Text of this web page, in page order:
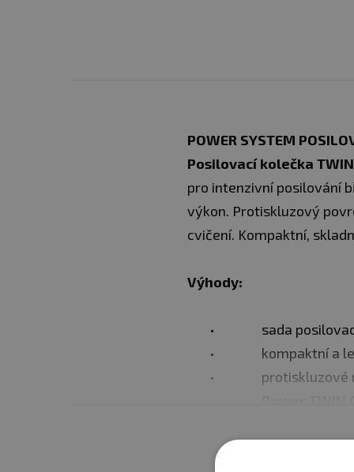
POWER SYSTEM
Posilovací kolečka
pro intenzivní posilování
výkon. Protiskluzový
cvičení. Kompaktní,
Výhody:
sada
kompaktní a
protiskluzové
Posilovací
umístěna na koncích.